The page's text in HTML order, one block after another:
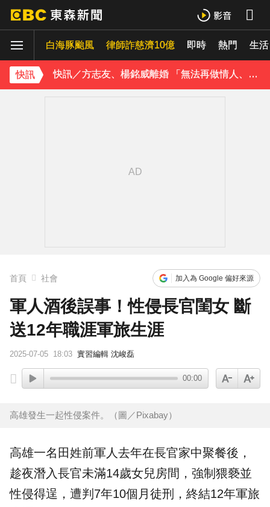
白海豚颱風 律師詐慈濟10億 即時 熱門 生活
快訊
快訊／方志友、楊銘威離婚 「無法再做情人、永遠是家人」
富婆砸錢拍短劇塞60場吻戲！男星爆「開房被包養」 親上火線揭真相
首頁 社會 加入為 Google 偏好來源
軍人酒後誤事！性侵長官閨女 斷
送12年職涯軍旅生涯
2025-07-05 18:03 實習編輯 沈峻磊
00:00
高雄發生一起性侵案件。（圖／Pixabay）
高雄一名田姓前軍人去年在長官家中聚餐後，
趁夜潛入長官未滿14歲女兒房間，強制猥褻並
性侵得逞，遭判7年10個月徒刑，終結12年軍旅